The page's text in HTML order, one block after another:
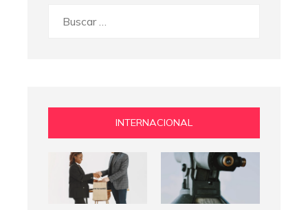
INTERNACIONAL